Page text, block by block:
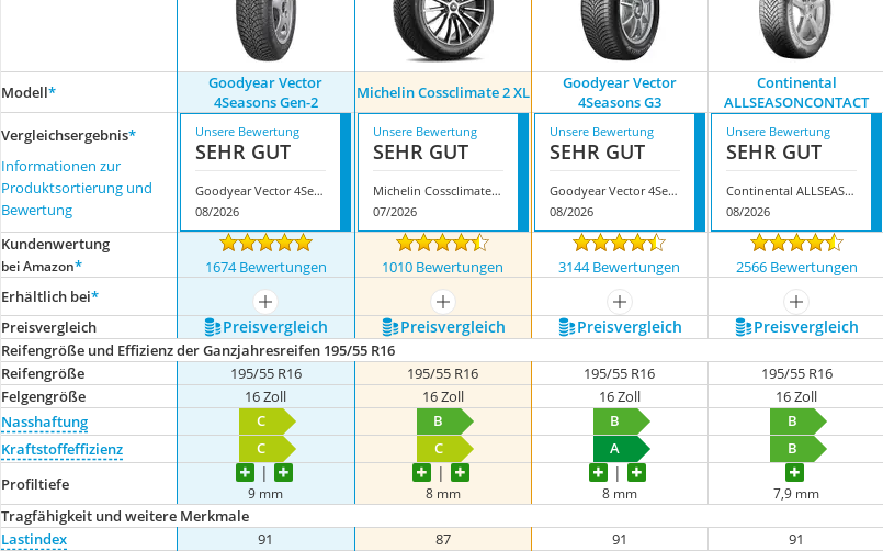
Modell*
Goodyear Vector
4Seasons Gen-2
Michelin Cossclimate 2 XL
Goodyear Vector
4Seasons G3
Continental
ALLSEASONCONTACT
Vergleichsergebnis*
Informationen zur
Produktsortierung und
Bewertung
Unsere Bewertung
SEHR GUT
Goodyear Vector 4Seasons Gen-2
08/2026
Unsere Bewertung
SEHR GUT
Michelin Cossclimate 2 XL
07/2026
Unsere Bewertung
SEHR GUT
Goodyear Vector 4Seasons G3
08/2026
Unsere Bewertung
SEHR GUT
Continental ALLSEASONCONTACT
08/2026
Kundenwertung
bei Amazon* 1674 Bewertungen 1010 Bewertungen 3144 Bewertungen 2566 Bewertungen
Erhältlich bei*
mehr anzeigen mehr anzeigen mehr anzeigen mehr anzeigen
Preis­vergleich
Preis­vergleich Preis­vergleich Preis­vergleich Preis­vergleich
Reifengröße und Effizienz der Ganzjahresreifen 195/55 R16
Reifengröße
195/55 R16 195/55 R16 195/55 R16 195/55 R16
Felgengröße
16 Zoll 16 Zoll 16 Zoll 16 Zoll
Nasshaftung
C B B B
Kraftstoffeffizienz
C C A B
Profiltiefe
9 mm 8 mm 8 mm 7,9 mm
Tragfähigkeit und weitere Merkmale
Lastindex
91 87 91 91